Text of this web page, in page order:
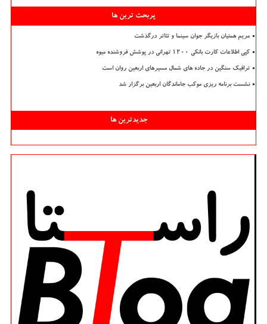
پربحث ترین ها
مریم همتیان بازیگر جوان سینما و تئاتر درگذشت
کپی اطلاعات کارت بانکی ۱۲۰۰ تهرانی در پوشش فروشنده میوه
ترافیک سنگین در جاده های شمال مسیرهای اربعین روان است
نشست برنامه ریزی موکب جاماندگان اربعین برگزار شد
جدیدترین ها